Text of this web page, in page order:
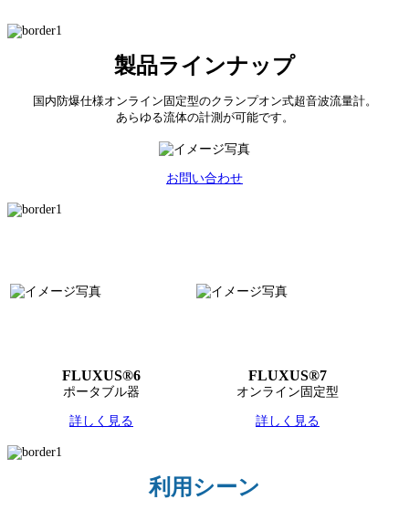
製品ラインナップ
国内防爆仕様オンライン固定型のクランプオン式超音波流量計。
あらゆる流体の計測が可能です。
お問い合わせ
FLUXUS®6
ポータブル器
詳しく見る
FLUXUS®7
オンライン固定型
詳しく見る
利用シーン